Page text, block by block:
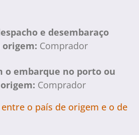
e desembaraço
Comprador
o embarque no porto ou
Comprador
o país de origem e o de